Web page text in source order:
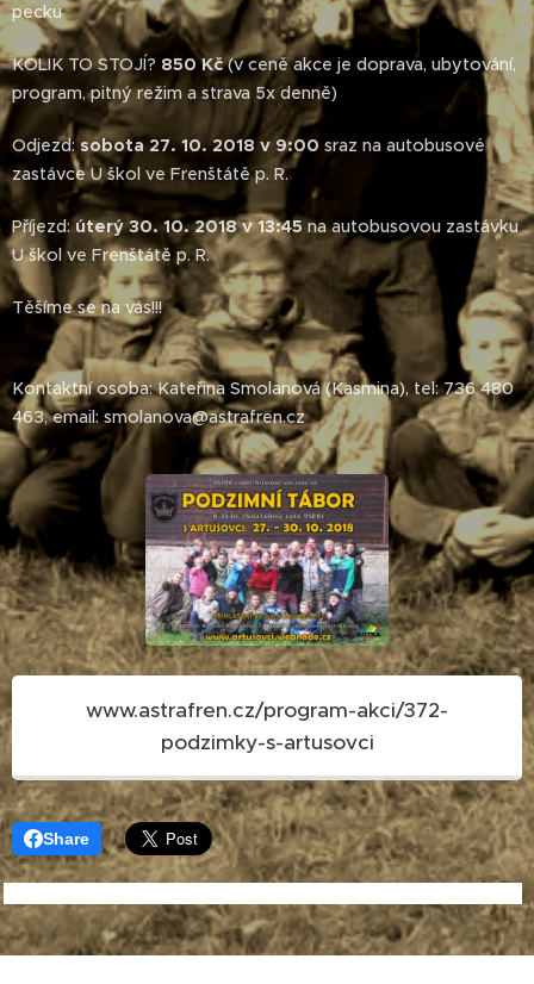
pecku
KOLIK TO STOJÍ? 850 Kč(v ceně akce je doprava, ubytování,
program, pitný režim a strava 5x denně)
Odjezd:sobota 27. 10. 2018 v 9:00 sraz na autobusové
zastávce U škol ve Frenštátě p. R.
Příjezd:úterý 30. 10. 2018 v 13:45 na autobusovou zastávku
U škol ve Frenštátě p. R.
Těšíme se na vás!!!
Kontaktní osoba: Kateřina Smolanová (Kasmina), tel: 736 480
463, email: smolanova@astrafren.cz
www.astrafren.cz/program-akci/372-
podzimky-s-artusovci
Share